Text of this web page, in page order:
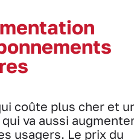
coûte plus cher et
va aussi
usagers. Le prix du